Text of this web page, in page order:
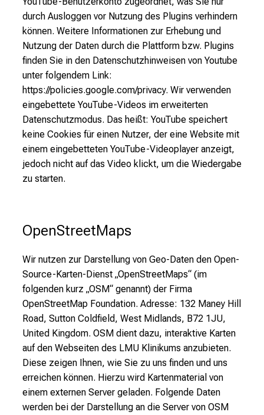
durch Ausloggen vor Nutzung des Plugins verhindern
können. Weitere Informationen zur Erhebung und
Nutzung der Daten durch die Plattform bzw. Plugins
finden Sie in den Datenschutzhinweisen von Youtube
unter folgendem Link:
https://policies.google.com/privacy. Wir verwenden
eingebettete YouTube-Videos im erweiterten
Datenschutzmodus. Das heißt: YouTube speichert
keine Cookies für einen Nutzer, der eine Website mit
einem eingebetteten YouTube-Videoplayer anzeigt,
jedoch nicht auf das Video klickt, um die Wiedergabe
zu starten.
OpenStreetMaps
Wir nutzen zur Darstellung von Geo-Daten den Open-
Source-Karten-Dienst „OpenStreetMaps“ (im
folgenden kurz „OSM“ genannt) der Firma
OpenStreetMap Foundation. Adresse: 132 Maney Hill
Road, Sutton Coldfield, West Midlands, B72 1JU,
United Kingdom. OSM dient dazu, interaktive Karten
auf den Webseiten des LMU Klinikums anzubieten.
Diese zeigen Ihnen, wie Sie zu uns finden und uns
erreichen können. Hierzu wird Kartenmaterial von
einem externen Server geladen. Folgende Daten
werden bei der Darstellung an die Server von OSM